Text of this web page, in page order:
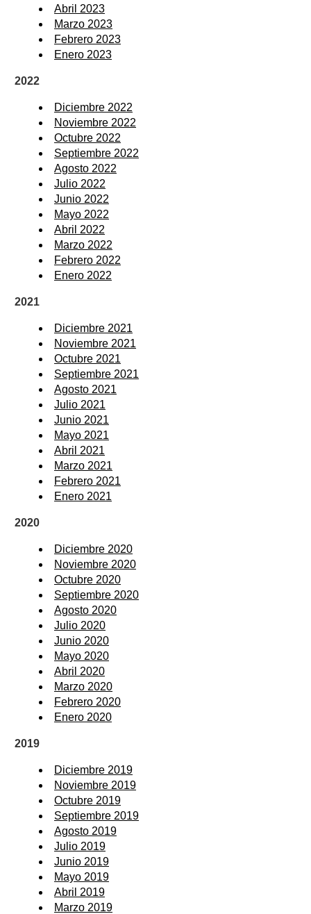
Abril 2023
Marzo 2023
Febrero 2023
Enero 2023
2022
Diciembre 2022
Noviembre 2022
Octubre 2022
Septiembre 2022
Agosto 2022
Julio 2022
Junio 2022
Mayo 2022
Abril 2022
Marzo 2022
Febrero 2022
Enero 2022
2021
Diciembre 2021
Noviembre 2021
Octubre 2021
Septiembre 2021
Agosto 2021
Julio 2021
Junio 2021
Mayo 2021
Abril 2021
Marzo 2021
Febrero 2021
Enero 2021
2020
Diciembre 2020
Noviembre 2020
Octubre 2020
Septiembre 2020
Agosto 2020
Julio 2020
Junio 2020
Mayo 2020
Abril 2020
Marzo 2020
Febrero 2020
Enero 2020
2019
Diciembre 2019
Noviembre 2019
Octubre 2019
Septiembre 2019
Agosto 2019
Julio 2019
Junio 2019
Mayo 2019
Abril 2019
Marzo 2019